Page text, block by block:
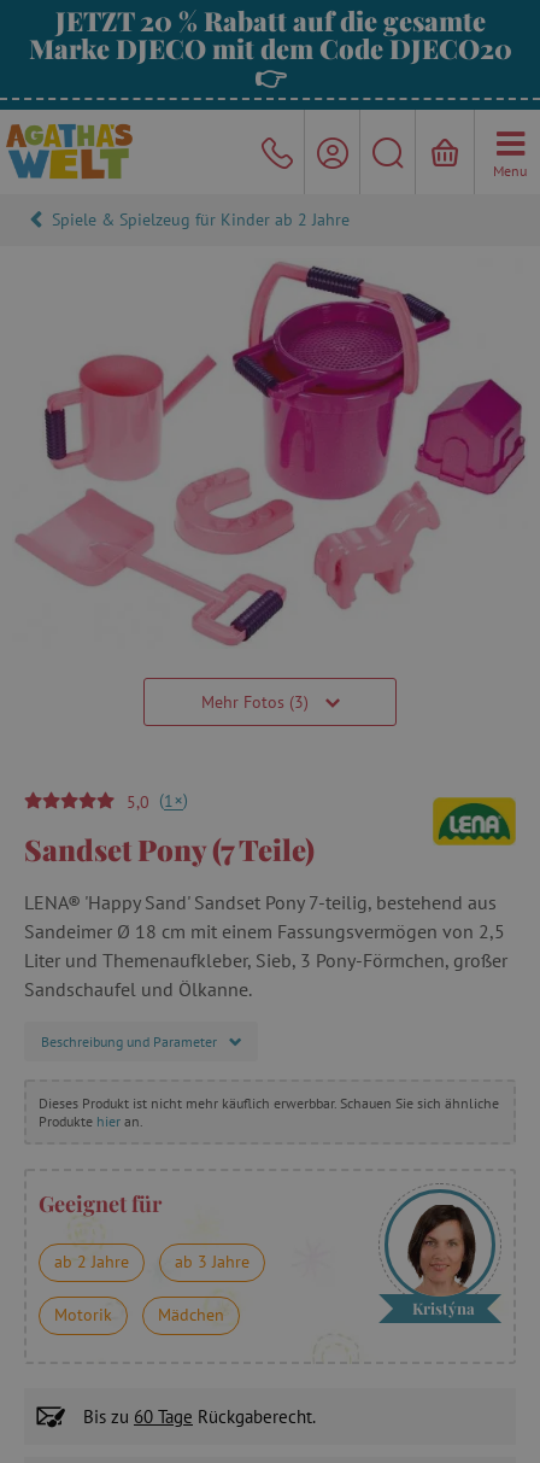
JETZT 20 % Rabatt auf die gesamte
Marke DJECO mit dem Code DJECO20
👉
Menu
Spiele & Spielzeug für Kinder ab 2 Jahre
Mehr Fotos (3)
5,0 (1+)
Sandset Pony (7 Teile)
LENA® 'Happy Sand' Sandset Pony 7-teilig, bestehend aus
Sandeimer Ø 18 cm mit einem Fassungsvermögen von 2,5
Liter und Themenaufkleber, Sieb, 3 Pony-Förmchen, großer
Sandschaufel und Ölkanne.
Beschreibung und Parameter
Dieses Produkt ist nicht mehr käuflich erwerbbar. Schauen Sie sich ähnliche
Produkte hier an.
Geeignet für
ab 2 Jahre ab 3 Jahre
Motorik Mädchen Kristýna
Bis zu 60 Tage Rückgaberecht.